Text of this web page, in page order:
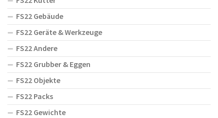
FS22 Gebäude
FS22 Geräte & Werkzeuge
FS22 Andere
FS22 Grubber & Eggen
FS22 Objekte
FS22 Packs
FS22 Gewichte